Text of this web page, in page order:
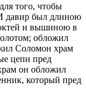
того, чтобы
давир был длиною
и вышиною в
обложил
Соломон храм
цепи пред
он обложил
который пред